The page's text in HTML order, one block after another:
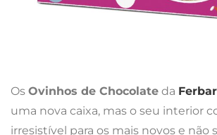
Os Ovinhos de Chocolate da Ferbar
uma nova caixa, mas o seu interior
irresistível para os mais novos e não